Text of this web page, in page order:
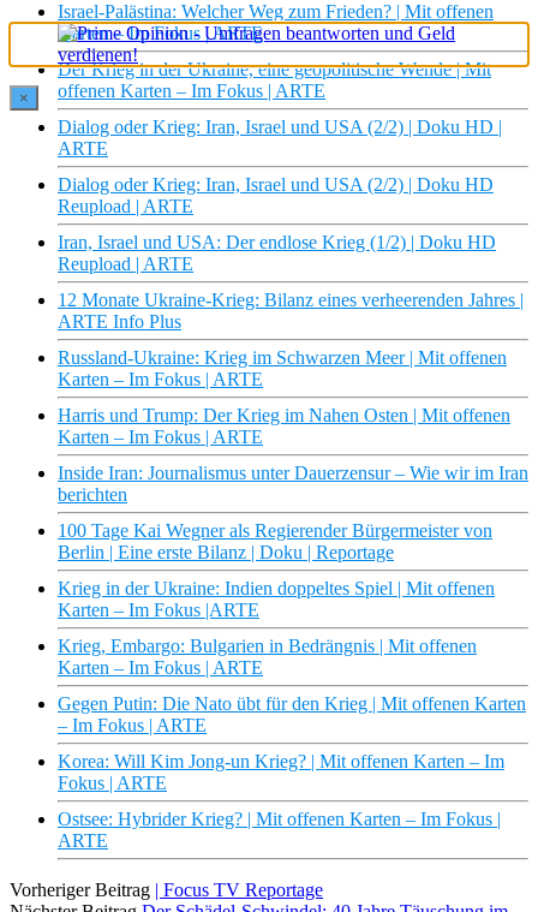
Israel-Palästina: Welcher Weg zum Frieden? | Mit offenen
Karten – Im Fokus | ARTE
Der Krieg in der Ukraine, eine geopolitische Wende | Mit
offenen Karten – Im Fokus | ARTE
Dialog oder Krieg: Iran, Israel und USA (2/2) | Doku HD |
ARTE
Dialog oder Krieg: Iran, Israel und USA (2/2) | Doku HD
Reupload | ARTE
Iran, Israel und USA: Der endlose Krieg (1/2) | Doku HD
Reupload | ARTE
12 Monate Ukraine-Krieg: Bilanz eines verheerenden Jahres |
ARTE Info Plus
Russland-Ukraine: Krieg im Schwarzen Meer | Mit offenen
Karten – Im Fokus | ARTE
Harris und Trump: Der Krieg im Nahen Osten | Mit offenen
Karten – Im Fokus | ARTE
Inside Iran: Journalismus unter Dauerzensur – Wie wir im Iran
berichten
100 Tage Kai Wegner als Regierender Bürgermeister von
Berlin | Eine erste Bilanz | Doku | Reportage
Krieg in der Ukraine: Indien doppeltes Spiel | Mit offenen
Karten – Im Fokus |ARTE
Krieg, Embargo: Bulgarien in Bedrängnis | Mit offenen
Karten – Im Fokus | ARTE
Gegen Putin: Die Nato übt für den Krieg | Mit offenen Karten
– Im Fokus | ARTE
Korea: Will Kim Jong-un Krieg? | Mit offenen Karten – Im
Fokus | ARTE
Ostsee: Hybrider Krieg? | Mit offenen Karten – Im Fokus |
ARTE
Vorheriger Beitrag | Focus TV Reportage
×